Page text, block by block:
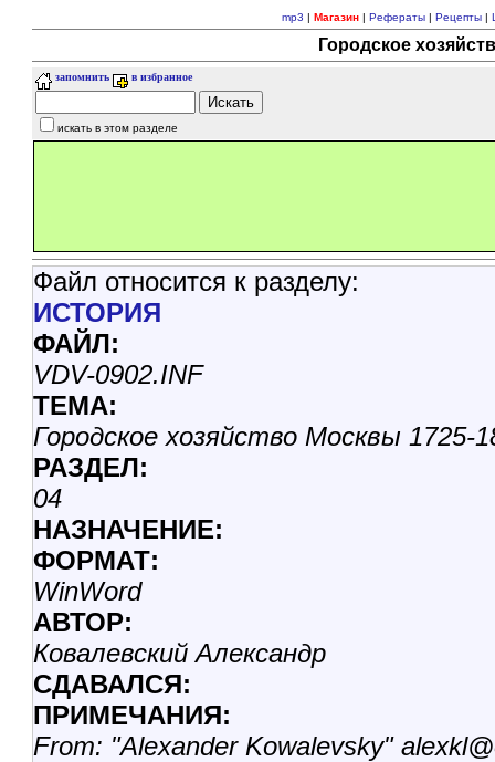
mp3 | Магазин| Рефераты| Рецепты|
Городское
запомнить в избранное
искать в этом разделе
Файл относится к разделу:
ИСТОРИЯ
ФАЙЛ:
VDV-0902.INF
ТЕМА:
Городское хозяйство Москвы 1725-
РАЗДЕЛ:
04
НАЗHАЧЕНИЕ:
ФОРМАТ:
WinWord
АВТОР:
Ковалевский Александр
СДАВАЛСЯ:
ПРИМЕЧАНИЯ:
From: "Alexander Kowalevsky"